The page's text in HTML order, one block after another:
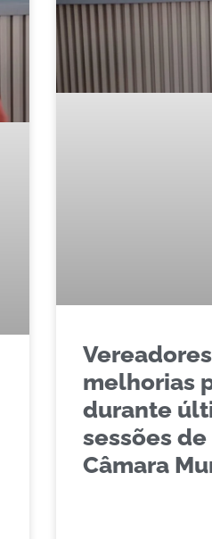
melhorias
durante
sessões
Câmara